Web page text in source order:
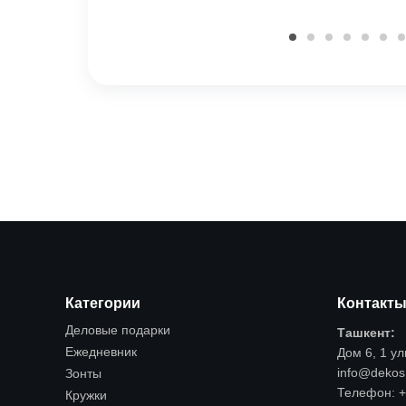
Категории
Деловые подарки
Ежедневник
Зонты
Кружки
Контакты
Ташкент:
Дом 6, 1
Телефон: